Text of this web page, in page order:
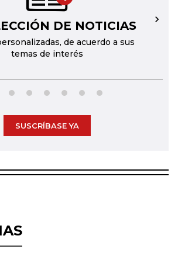
DE NOTICIAS
de acuerdo a sus
temas de interés
→
SUSCRÍBASE YA